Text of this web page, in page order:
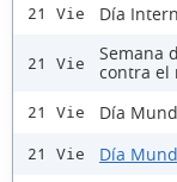
21 Vie Día
21 Vie
Semana
contra el
21 Vie Día
21 Vie Día